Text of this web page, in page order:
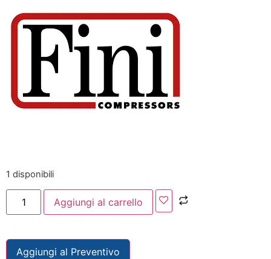
1 disponibili
Aggiungi al carrello
Aggiungi al Preventivo